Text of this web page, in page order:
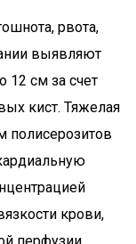
рвота,
выявляют
12 см за счет
кист. Тяжелая
полисерозитов
крови,